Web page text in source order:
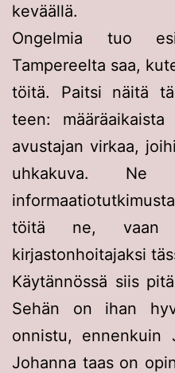
keväällä.
Ongelmia tuo
Tampereelta saa,
töitä. Paitsi näitä
teen:
avustajan virkaa,
uhkakuva.
töitä ne, vaan
kirjastonhoitajaksi
Käytännössä siis
Sehän on ihan
onnistu, ennenkuin
Johanna taas on